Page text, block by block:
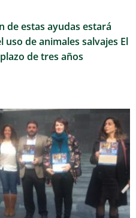
de estas ayudas estará
uso de animales salvajes El
de tres años